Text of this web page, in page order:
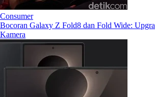
Consumer
Bocoran Galaxy Z Fold8 dan Fold Wide:
Kamera